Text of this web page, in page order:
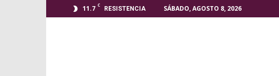
11.7 C
RESISTENCIA SÁBADO, AGOSTO 8, 2026